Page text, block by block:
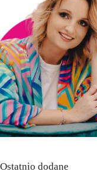
Ostatnio dodane